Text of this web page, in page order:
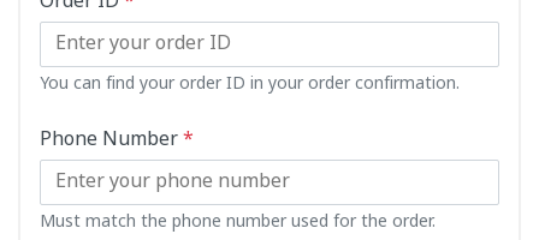
You can find your order ID in your order confirmation.
Phone Number*
Must match the phone number used for the order.